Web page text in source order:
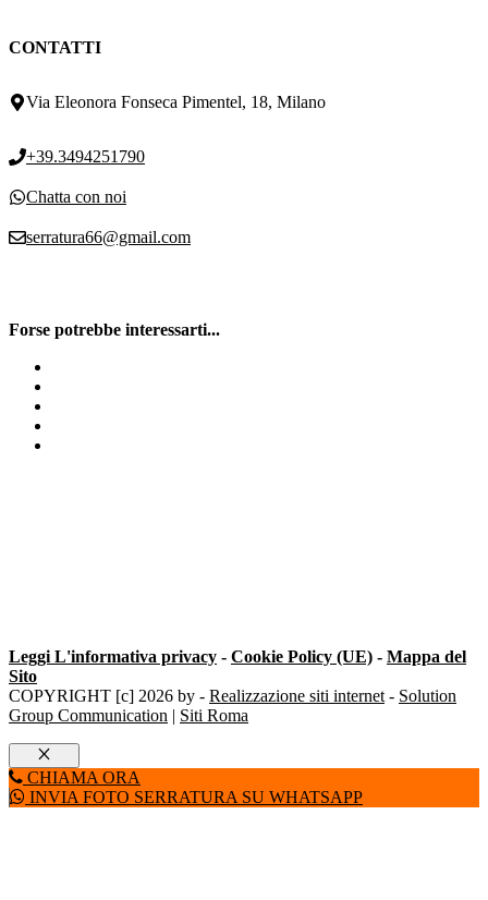
CONTATTI
Via Eleonora Fonseca Pimentel, 18, Milano
+39.3494251790
Chatta con noi
serratura66@gmail.com
Forse potrebbe interessarti...
Leggi L'informativa privacy - Cookie Policy (UE) - Mappa del
Sito
COPYRIGHT [c] 2026 by - Realizzazione siti internet- Solution
Group Communication | Siti Roma
Chiudi
CHIAMA ORA
INVIA FOTO SERRATURA SU WHATSAPP